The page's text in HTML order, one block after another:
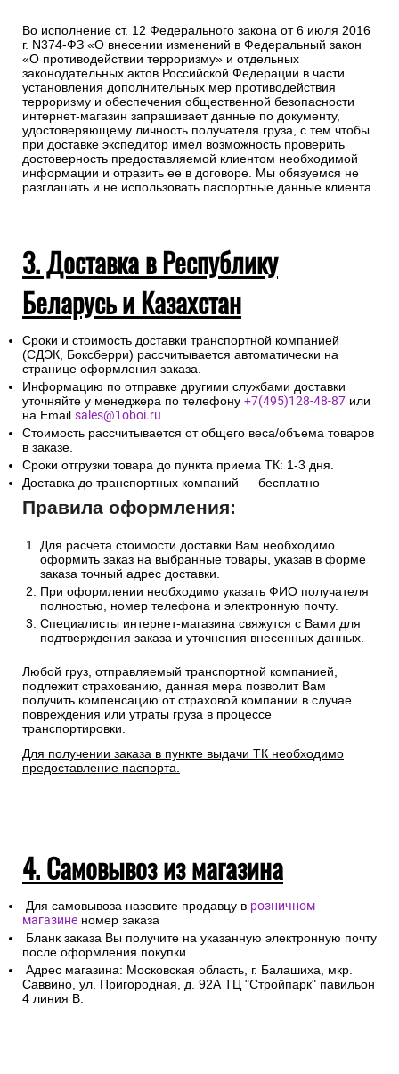
Во исполнение ст. 12 Федерального закона от 6 июля 2016
г. N374-ФЗ «О внесении изменений в Федеральный закон
«О противодействии терроризму» и отдельных
законодательных актов Российской Федерации в части
установления дополнительных мер противодействия
терроризму и обеспечения общественной безопасности
интернет-магазин запрашивает данные по документу,
удостоверяющему личность получателя груза, с тем чтобы
при доставке экспедитор имел возможность проверить
достоверность предоставляемой клиентом необходимой
информации и отразить ее в договоре. Мы обязуемся не
разглашать и не использовать паспортные данные клиента.
3. Доставка в Республику
Беларусь и Казахстан
Сроки и стоимость доставки транспортной компанией
(СДЭК, Боксберри) рассчитывается автоматически на
странице оформления заказа.
Информацию по отправке другими службами доставки
уточняйте у менеджера по телефону +7(495)128-48-87 или
на Email sales@1oboi.ru
Стоимость рассчитывается от общего веса/объема товаров
в заказе.
Сроки отгрузки товара до пункта приема ТК: 1-3 дня.
Доставка до транспортных компаний — бесплатно
Правила оформления:
Для расчета стоимости доставки Вам необходимо
оформить заказ на выбранные товары, указав в форме
заказа точный адрес доставки.
При оформлении необходимо указать ФИО получателя
полностью, номер телефона и электронную почту.
Специалисты интернет-магазина свяжутся с Вами для
подтверждения заказа и уточнения внесенных данных.
Любой груз, отправляемый транспортной компанией,
подлежит страхованию, данная мера позволит Вам
получить компенсацию от страховой компании в случае
повреждения или утраты груза в процессе
транспортировки.
Для получении заказа в пункте выдачи ТК необходимо
предоставление паспорта.
4. Самовывоз из магазина
Для самовывоза назовите продавцу в розничном
магазине номер заказа
Бланк заказа Вы получите на указанную электронную почту
после оформления покупки.
Адрес магазина: Московская область, г. Балашиха, мкр.
Саввино, ул. Пригородная, д. 92А ТЦ "Стройпарк" павильон
4 линия В.